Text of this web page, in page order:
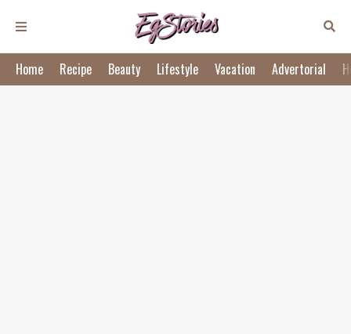
Home Recipe Beauty Lifestyle Vacation Advertorial